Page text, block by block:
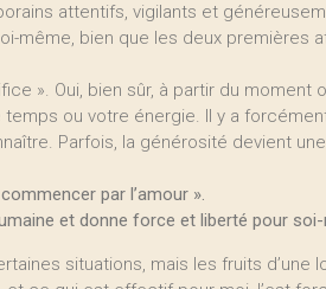
attentifs, vigilants et
même, bien que les deux premières
». Oui, bien sûr, à partir du moment
ou votre énergie. Il y a
Parfois, la générosité devient
par l’amour ».
et donne force et liberté pour
situations, mais les fruits d’une